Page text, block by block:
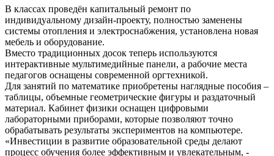
В классах проведён капитальный ремонт по
индивидуальному дизайн-проекту, полностью заменены
системы отопления и электроснабжения, установлена новая
мебель и оборудование.
Вместо традиционных досок теперь используются
интерактивные мультимедийные панели, а рабочие места
педагогов оснащены современной оргтехникой.
Для занятий по математике приобретены наглядные пособия –
таблицы, объемные геометрические фигуры и раздаточный
материал. Кабинет физики оснащен цифровыми
лабораторными приборами, которые позволяют точно
обрабатывать результаты экспериментов на компьютере.
«Инвестиции в развитие образовательной среды делают
процесс обучения более эффективным и увлекательным, -